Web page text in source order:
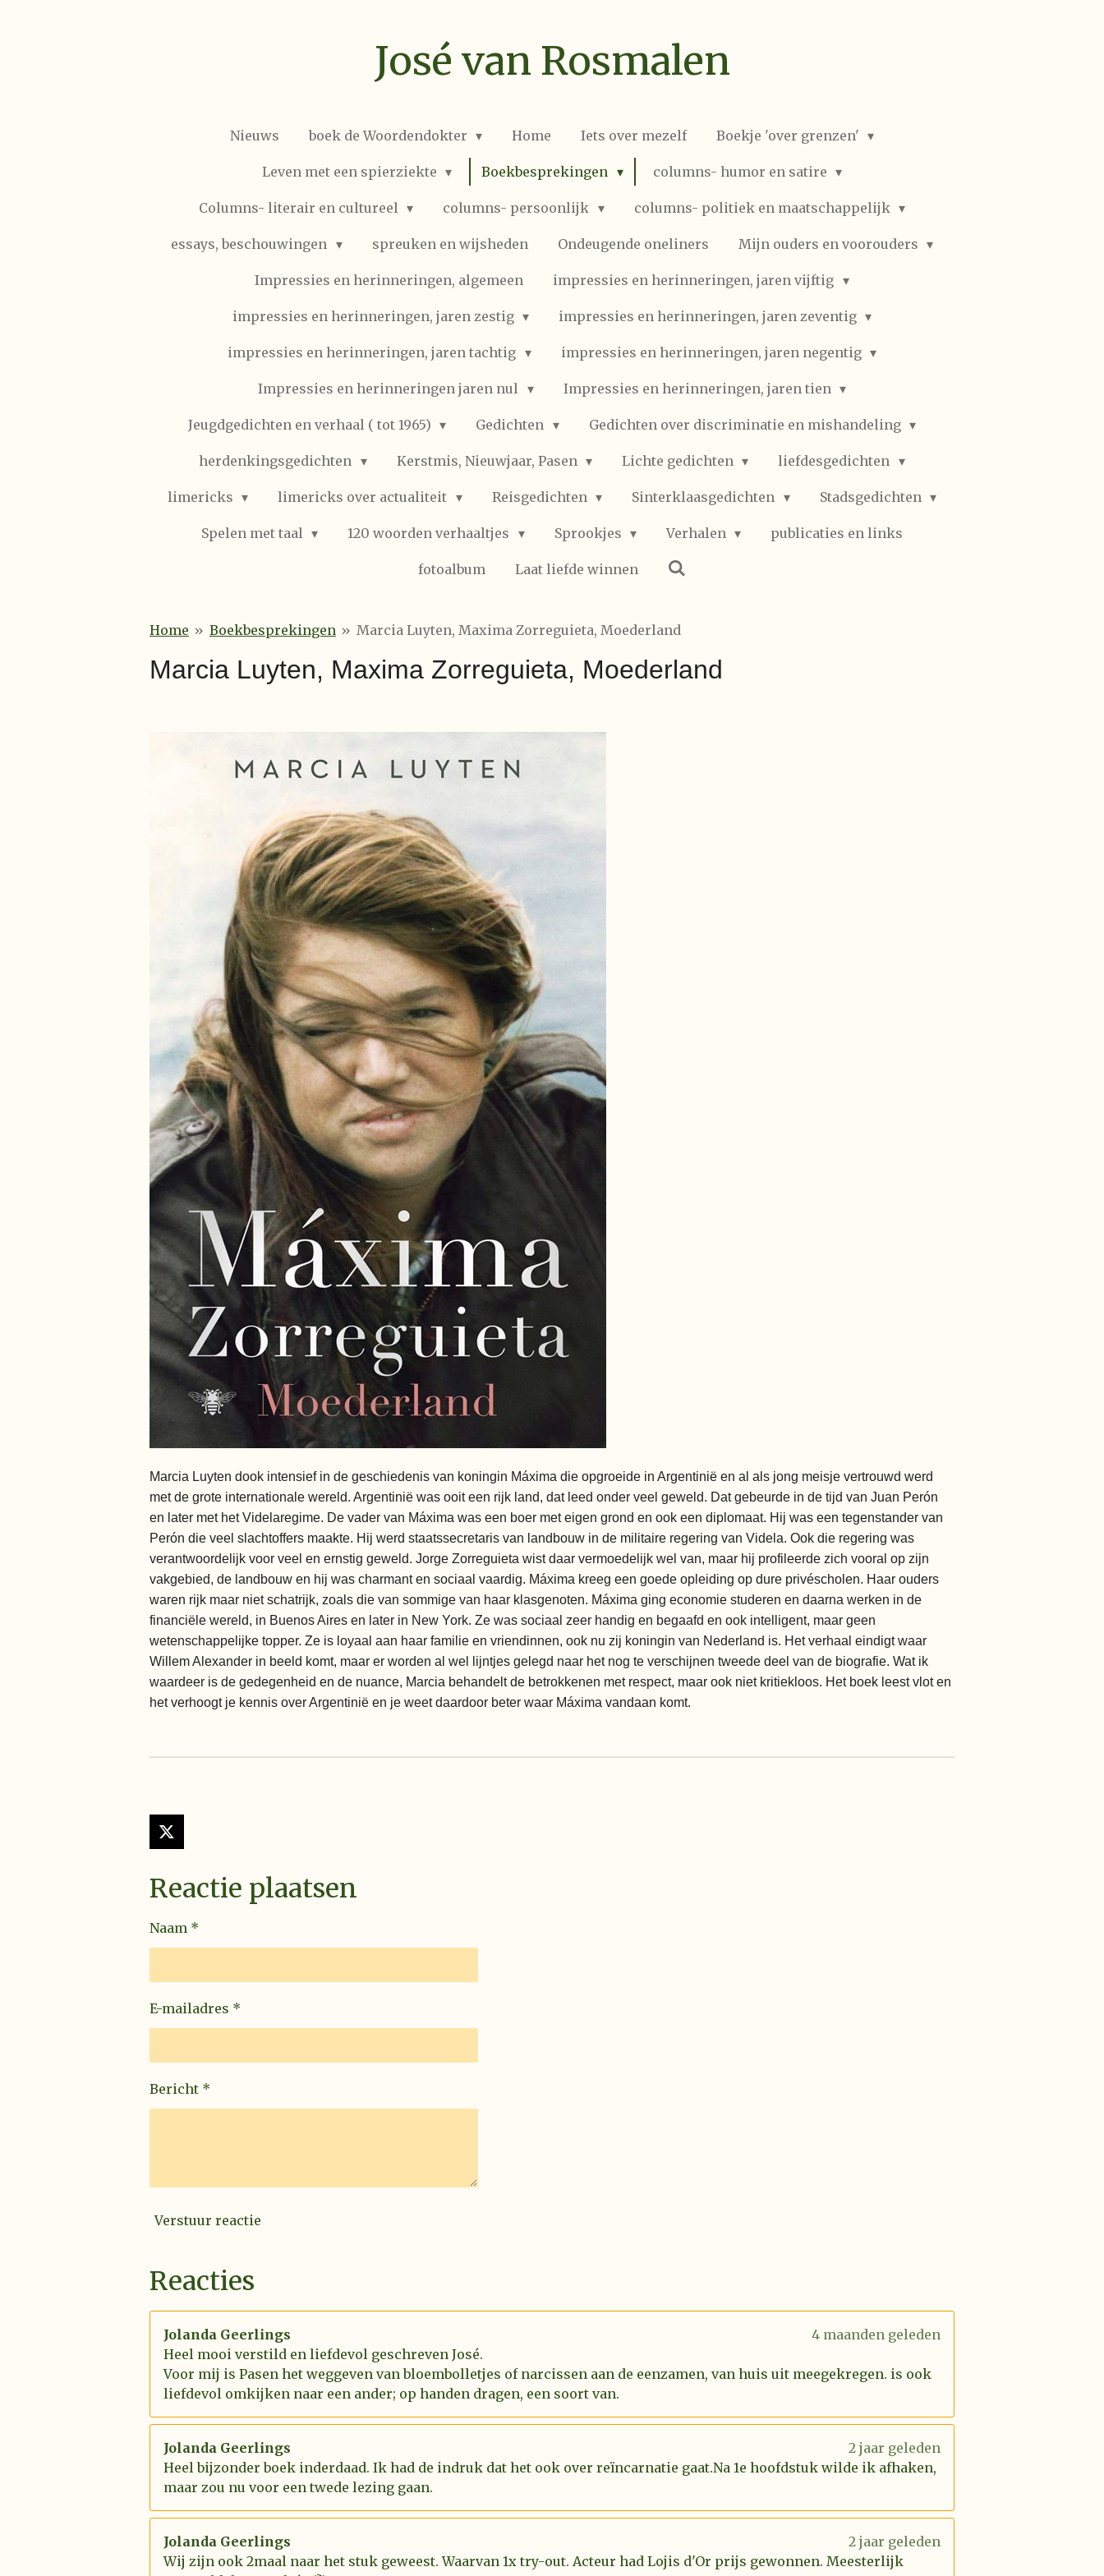
José van Rosmalen
Nieuws boek de Woordendokter Home Iets over mezelf Boekje 'over grenzen'
Leven met een spierziekte Boekbesprekingen columns- humor en satire
Columns- literair en cultureel columns- persoonlijk columns- politiek en maatschappelijk
essays, beschouwingen spreuken en wijsheden Ondeugende oneliners Mijn ouders en voorouders
Impressies en herinneringen, algemeen impressies en herinneringen, jaren vijftig
impressies en herinneringen, jaren zestig impressies en herinneringen, jaren zeventig
impressies en herinneringen, jaren tachtig impressies en herinneringen, jaren negentig
Impressies en herinneringen jaren nul Impressies en herinneringen, jaren tien
Jeugdgedichten en verhaal ( tot 1965) Gedichten Gedichten over discriminatie en mishandeling
herdenkingsgedichten Kerstmis, Nieuwjaar, Pasen Lichte gedichten liefdesgedichten
limericks limericks over actualiteit Reisgedichten Sinterklaasgedichten Stadsgedichten
Spelen met taal 120 woorden verhaaltjes Sprookjes Verhalen publicaties en links
fotoalbum Laat liefde winnen
Home » Boekbesprekingen » Marcia Luyten, Maxima Zorreguieta, Moederland
Marcia Luyten, Maxima Zorreguieta, Moederland
Marcia Luyten dook intensief in de geschiedenis van koningin Máxima die opgroeide in Argentinië en al als jong meisje vertrouwd werd
met de grote internationale wereld. Argentinië was ooit een rijk land, dat leed onder veel geweld. Dat gebeurde in de tijd van Juan Perón
en later met het Videlaregime. De vader van Máxima was een boer met eigen grond en ook een diplomaat. Hij was een tegenstander van
Perón die veel slachtoffers maakte. Hij werd staatssecretaris van landbouw in de militaire regering van Videla. Ook die regering was
verantwoordelijk voor veel en ernstig geweld. Jorge Zorreguieta wist daar vermoedelijk wel van, maar hij profileerde zich vooral op zijn
vakgebied, de landbouw en hij was charmant en sociaal vaardig. Máxima kreeg een goede opleiding op dure privéscholen. Haar ouders
waren rijk maar niet schatrijk, zoals die van sommige van haar klasgenoten. Máxima ging economie studeren en daarna werken in de
financiële wereld, in Buenos Aires en later in New York. Ze was sociaal zeer handig en begaafd en ook intelligent, maar geen
wetenschappelijke topper. Ze is loyaal aan haar familie en vriendinnen, ook nu zij koningin van Nederland is. Het verhaal eindigt waar
Willem Alexander in beeld komt, maar er worden al wel lijntjes gelegd naar het nog te verschijnen tweede deel van de biografie. Wat ik
waardeer is de gedegenheid en de nuance, Marcia behandelt de betrokkenen met respect, maar ook niet kritiekloos. Het boek leest vlot en
het verhoogt je kennis over Argentinië en je weet daardoor beter waar Máxima vandaan komt.
X
Reactie plaatsen
Naam *
E-mailadres *
Bericht *
Verstuur reactie
Reacties
Jolanda Geerlings
4 maanden geleden
Heel mooi verstild en liefdevol geschreven José.
Voor mij is Pasen het weggeven van bloembolletjes of narcissen aan de eenzamen, van huis uit meegekregen. is ook
liefdevol omkijken naar een ander; op handen dragen, een soort van.
Jolanda Geerlings
2 jaar geleden
Heel bijzonder boek inderdaad. Ik had de indruk dat het ook over reïncarnatie gaat.Na 1e hoofdstuk wilde ik afhaken,
maar zou nu voor een twede lezing gaan.
Jolanda Geerlings
2 jaar geleden
Wij zijn ook 2maal naar het stuk geweest. Waarvan 1x try-out. Acteur had Lojis d'Or prijs gewonnen. Meesterlijk